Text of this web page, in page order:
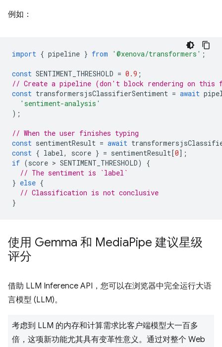
例如：
import { pipeline } from '@xenova/transformers' ;
const SENTIMENT_THRESHOLD = 0.9 ;
// Create a pipeline (don't block rendering on this
const transformersjsClassifierSentiment = await
'sentiment-analysis'
);
// When the user finishes typing
const sentimentResult = await
const { label , score } = sentimentResult[0];
if (score > SENTIMENT_THRESHOLD)
{
// The sentiment is `label`
} else {
// Classification is not conclusive
}
使用 Gemma 和 MediaPipe 建议星级
评分
借助 LLM Inference API，您可以在浏览器中完全运行大语
言模型 (LLM)。
考虑到 LLM 的内存和计算需求比客户端模型大一百多
倍，这项新功能尤其具有变革性意义。通过对整个 Web